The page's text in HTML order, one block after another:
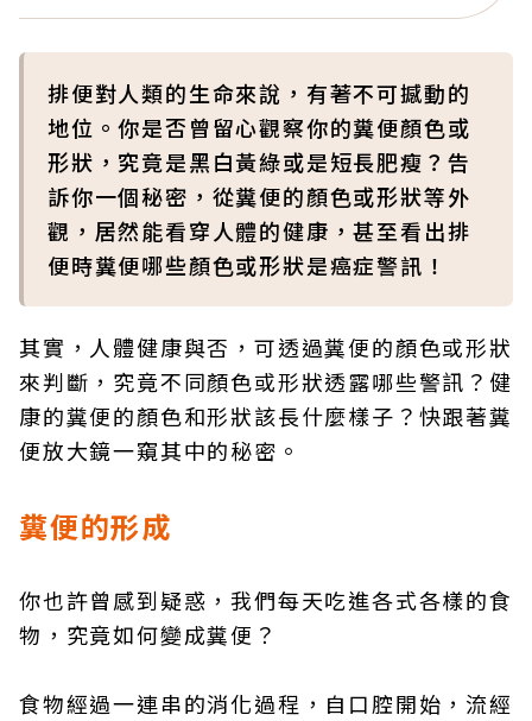
排便對人類的生命來說，有著不可撼動的
地位。你是否曾留心觀察你的糞便顏色或
形狀，究竟是黑白黃綠或是短長肥瘦？告
訴你一個秘密，從糞便的顏色或形狀等外
觀，居然能看穿人體的健康，甚至看出排
便時糞便哪些顏色或形狀是癌症警訊！
其實，人體健康與否，可透過糞便的顏色或形狀
來判斷，究竟不同顏色或形狀透露哪些警訊？健
康的糞便的顏色和形狀該長什麼樣子？快跟著糞
便放大鏡一窺其中的秘密。
糞便的形成
你也許曾感到疑惑，我們每天吃進各式各樣的食
物，究竟如何變成糞便？
食物經過一連串的消化過程，自口腔開始，流經